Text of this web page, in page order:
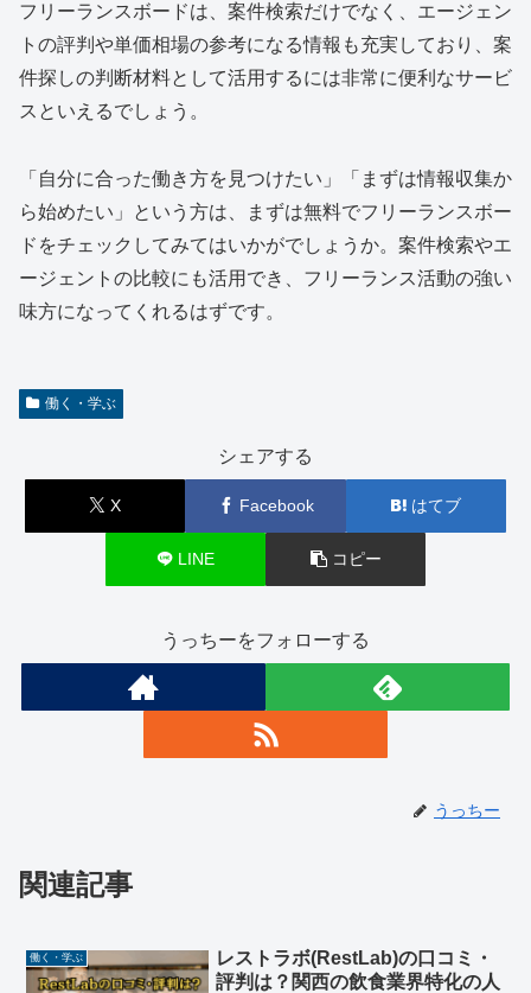
フリーランスボードは、案件検索だけでなく、エージェン
トの評判や単価相場の参考になる情報も充実しており、案
件探しの判断材料として活用するには非常に便利なサービ
スといえるでしょう。
「自分に合った働き方を見つけたい」「まずは情報収集か
ら始めたい」という方は、まずは無料でフリーランスボー
ドをチェックしてみてはいかがでしょうか。案件検索やエ
ージェントの比較にも活用でき、フリーランス活動の強い
味方になってくれるはずです。
働く・学ぶ
シェアする
X Facebook はてブ
LINE コピー
うっちーをフォローする
うっちー
関連記事
働く・学ぶ
レストラボ(RestLab)の口コミ・
評判は？関西の飲食業界特化の人